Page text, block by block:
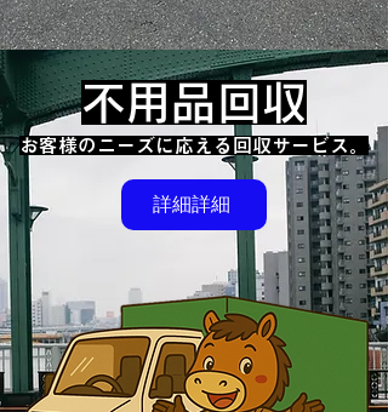
不用品回収
​お客様のニーズに応える回収サービス。
詳細詳細